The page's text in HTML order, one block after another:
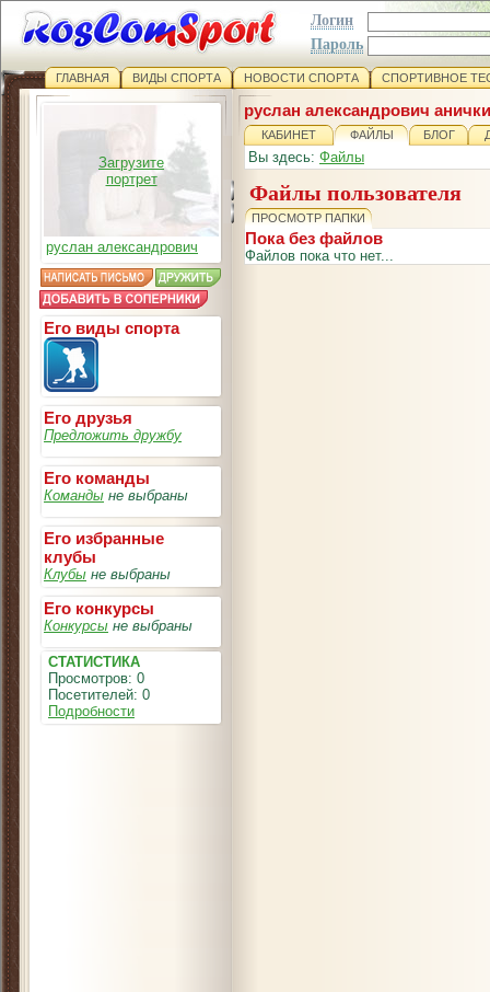
Логин
Пароль
ГЛАВНАЯ ВИДЫ СПОРТА НОВОСТИ СПОРТА СПОРТИВНОЕ
Загрузите
портрет
руслан александрович
Его виды спорта
Его друзья
Предложить дружбу
Его команды
Команды не выбраны
Его избранные
клубы
Клубы не выбраны
Его конкурсы
Конкурсы не выбраны
СТАТИСТИКА
Просмотров: 0
Посетителей: 0
Подробности
руслан александрович
КАБИНЕТ ФАЙЛЫ БЛОГ
Вы здесь: Файлы
Файлы пользователя
ПРОСМОТР ПАПКИ
Пока без файлов
Файлов пока что нет...